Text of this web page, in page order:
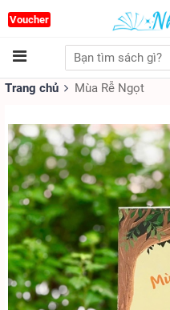
Voucher
Trang chủ Mùa Rễ Ngọt